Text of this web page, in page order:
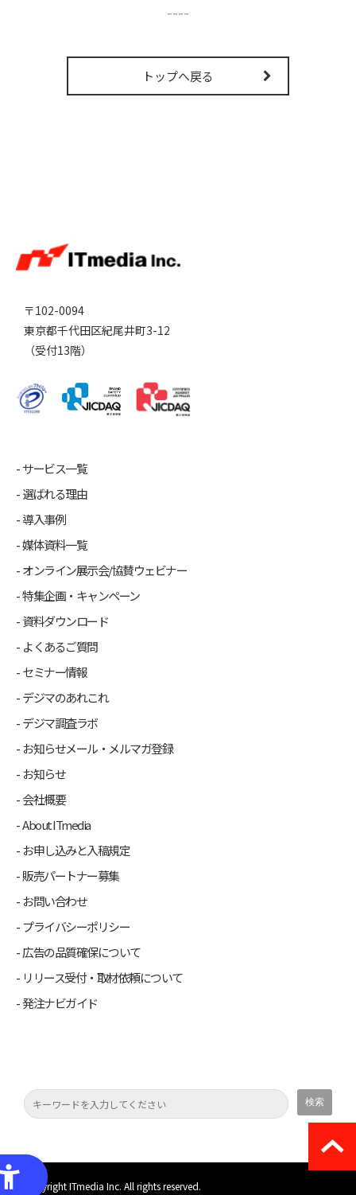
----
トップへ戻る
〒102-0094
東京都千代田区紀尾井町3-12
（受付13階）
サービス一覧
選ばれる理由
導入事例
媒体資料一覧
オンライン展示会/協賛ウェビナー
特集企画・キャンペーン
資料ダウンロード
よくあるご質問
セミナー情報
デジマのあれこれ
デジマ調査ラボ
お知らせメール・メルマガ登録
お知らせ
会社概要
About ITmedia
お申し込みと入稿規定
販売パートナー募集
お問い合わせ
プライバシーポリシー
広告の品質確保について
リリース受付・取材依頼について
発注ナビガイド
(C) Copyright ITmedia Inc. All rights reserved.